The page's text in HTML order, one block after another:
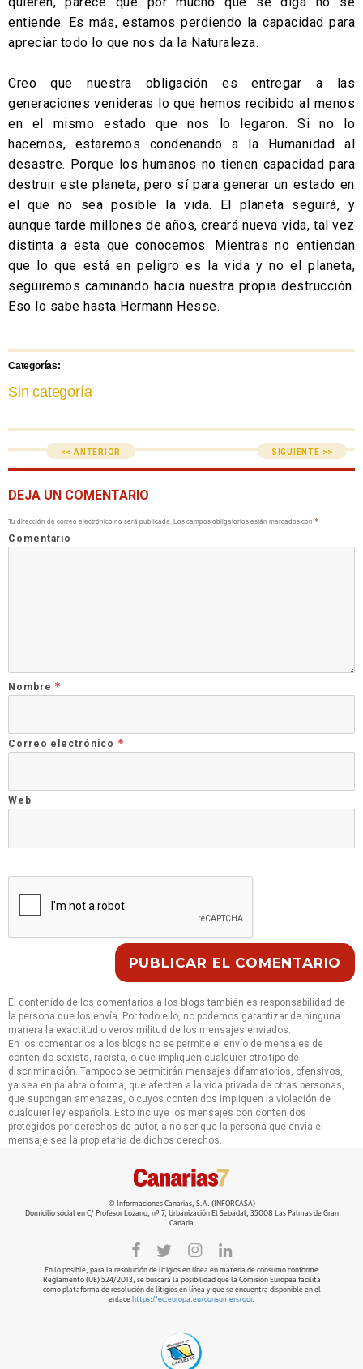
entiende. Es más, estamos perdiendo la capacidad para
apreciar todo lo que nos da la Naturaleza.
Creo que nuestra obligación es entregar a las
generaciones venideras lo que hemos recibido al menos
en el mismo estado que nos lo legaron. Si no lo
hacemos, estaremos condenando a la Humanidad al
desastre. Porque los humanos no tienen capacidad para
destruir este planeta, pero sí para generar un estado en
el que no sea posible la vida. El planeta seguirá, y
aunque tarde millones de años, creará nueva vida, tal vez
distinta a esta que conocemos. Mientras no entiendan
que lo que está en peligro es la vida y no el planeta,
seguiremos caminando hacia nuestra propia destrucción.
Eso lo sabe hasta Hermann Hesse.
Categorías:
Sin categoría
<< ANTERIOR SIGUIENTE >>
DEJA UN COMENTARIO
Tu dirección de correo electrónico no será publicada.Los campos obligatorios están marcados con *
Comentario
Nombre *
Correo electrónico *
Web
El contenido de los comentarios a los blogs también es responsabilidad de
la persona que los envía. Por todo ello, no podemos garantizar de ninguna
manera la exactitud o verosimilitud de los mensajes enviados.
En los comentarios a los blogs no se permite el envío de mensajes de
contenido sexista, racista, o que impliquen cualquier otro tipo de
discriminación. Tampoco se permitirán mensajes difamatorios, ofensivos,
ya sea en palabra o forma, que afecten a la vida privada de otras personas,
que supongan amenazas, o cuyos contenidos impliquen la violación de
cualquier ley española. Esto incluye los mensajes con contenidos
protegidos por derechos de autor, a no ser que la persona que envía el
mensaje sea la propietaria de dichos derechos.
© Informaciones Canarias, S.A. (INFORCASA)
Domicilio social en C/ Profesor Lozano, nº 7, Urbanización El Sebadal, 35008 Las Palmas de Gran
Canaria
En lo posible, para la resolución de litigios en línea en materia de consumo conforme
Reglamento (UE) 524/2013, se buscará la posibilidad que la Comisión Europea facilita
como plataforma de resolución de litigios en línea y que se encuentra disponible en el
enlace https://ec.europa.eu/consumers/odr.